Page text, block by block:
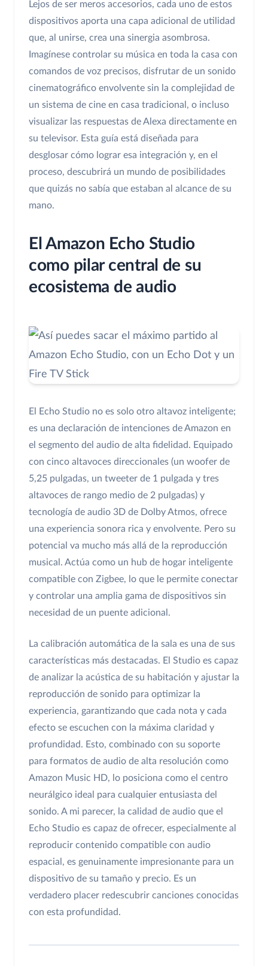
Lejos de ser meros accesorios, cada uno de estos
dispositivos aporta una capa adicional de utilidad
que, al unirse, crea una sinergia asombrosa.
Imagínese controlar su música en toda la casa con
comandos de voz precisos, disfrutar de un sonido
cinematográfico envolvente sin la complejidad de
un sistema de cine en casa tradicional, o incluso
visualizar las respuestas de Alexa directamente en
su televisor. Esta guía está diseñada para
desglosar cómo lograr esa integración y, en el
proceso, descubrirá un mundo de posibilidades
que quizás no sabía que estaban al alcance de su
mano.
El Amazon Echo Studio
como pilar central de su
ecosistema de audio
El Echo Studio no es solo otro altavoz inteligente;
es una declaración de intenciones de Amazon en
el segmento del audio de alta fidelidad. Equipado
con cinco altavoces direccionales (un woofer de
5,25 pulgadas, un tweeter de 1 pulgada y tres
altavoces de rango medio de 2 pulgadas) y
tecnología de audio 3D de Dolby Atmos, ofrece
una experiencia sonora rica y envolvente. Pero su
potencial va mucho más allá de la reproducción
musical. Actúa como un hub de hogar inteligente
compatible con Zigbee, lo que le permite conectar
y controlar una amplia gama de dispositivos sin
necesidad de un puente adicional.
La calibración automática de la sala es una de sus
características más destacadas. El Studio es capaz
de analizar la acústica de su habitación y ajustar la
reproducción de sonido para optimizar la
experiencia, garantizando que cada nota y cada
efecto se escuchen con la máxima claridad y
profundidad. Esto, combinado con su soporte
para formatos de audio de alta resolución como
Amazon Music HD, lo posiciona como el centro
neurálgico ideal para cualquier entusiasta del
sonido. A mi parecer, la calidad de audio que el
Echo Studio es capaz de ofrecer, especialmente al
reproducir contenido compatible con audio
espacial, es genuinamente impresionante para un
dispositivo de su tamaño y precio. Es un
verdadero placer redescubrir canciones conocidas
con esta profundidad.